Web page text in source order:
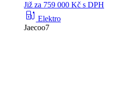
Již za 759 000 Kč s DPH
ev_station Elektro
Jaecoo7